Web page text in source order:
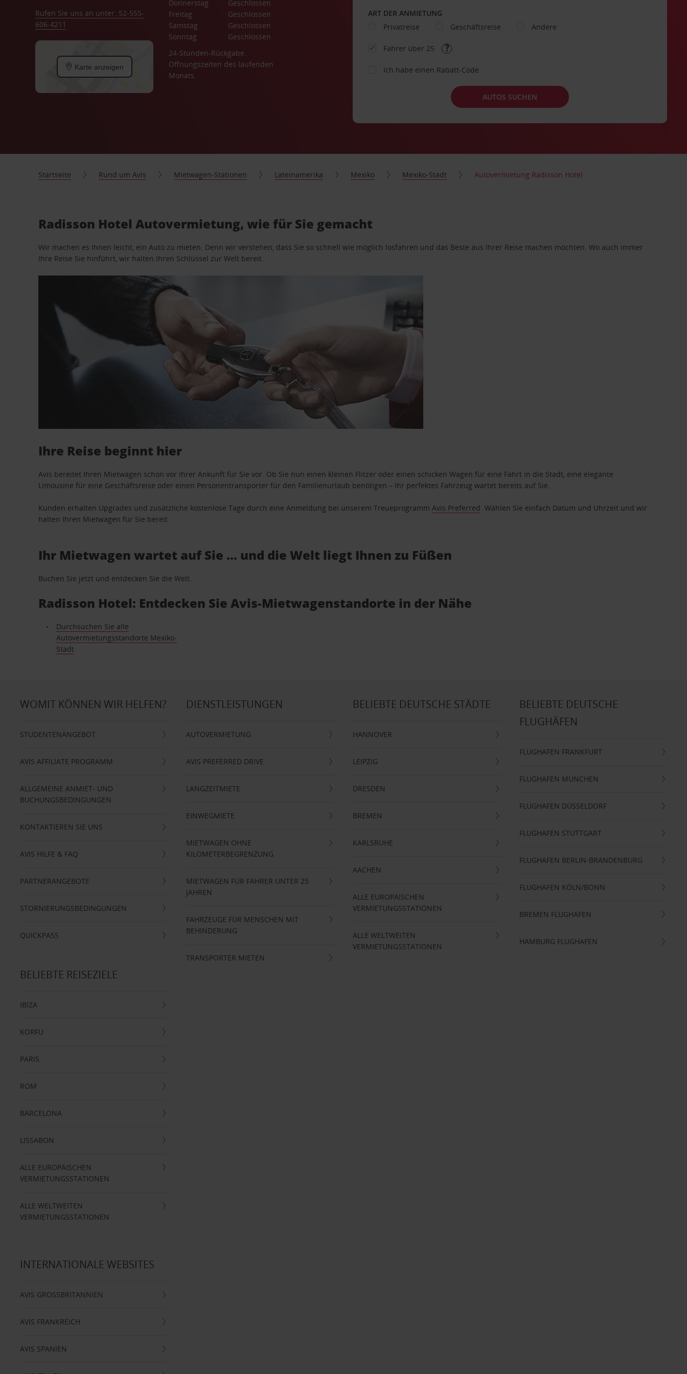
Rufen Sie uns an unter: 52-555-
606-4211
Karte anzeigen
Donnerstag
Geschlossen
Freitag
Geschlossen
Samstag
Geschlossen
Sonntag
Geschlossen
24-Stunden-Rückgabe.
Öffnungszeiten des laufenden
Monats.
ART DER ANMIETUNG
Privatreise
Geschäftsreise Andere
Fahrer über 25
Ich habe einen Rabatt-Code
AUTOS SUCHEN
Startseite Rund um Avis Mietwagen-Stationen Lateinamerika Mexiko Mexiko-Stadt Autovermietung Radisson Hotel
Radisson Hotel Autovermietung, wie für Sie gemacht
Wir machen es Ihnen leicht, ein Auto zu mieten. Denn wir verstehen, dass Sie so schnell wie möglich losfahren und das Beste aus Ihrer Reise machen möchten. Wo auch immer
Ihre Reise Sie hinführt, wir halten Ihren Schlüssel zur Welt bereit.
Ihre Reise beginnt hier
Avis bereitet Ihren Mietwagen schon vor Ihrer Ankunft für Sie vor. Ob Sie nun einen kleinen Flitzer oder einen schicken Wagen für eine Fahrt in die Stadt, eine elegante
Limousine für eine Geschäftsreise oder einen Personentransporter für den Familienurlaub benötigen – Ihr perfektes Fahrzeug wartet bereits auf Sie.
Kunden erhalten Upgrades und zusätzliche kostenlose Tage durch eine Anmeldung bei unserem TreueprogrammAvis Preferred. Wählen Sie einfach Datum und Uhrzeit und wir
halten Ihren Mietwagen für Sie bereit.
Ihr Mietwagen wartet auf Sie … und die Welt liegt Ihnen zu Füßen
Buchen Sie jetzt und entdecken Sie die Welt.
Radisson Hotel: Entdecken Sie Avis-Mietwagenstandorte in der Nähe
Durchsuchen Sie alle
Autovermietungsstandorte Mexiko-
Stadt
WOMIT KÖNNEN WIR HELFEN?
STUDENTENANGEBOT
AVIS AFFILIATE PROGRAMM
ALLGEMEINE ANMIET- UND
BUCHUNGSBEDINGUNGEN
KONTAKTIEREN SIE UNS
AVIS HILFE & FAQ
PARTNERANGEBOTE
STORNIERUNGSBEDINGUNGEN
QUICKPASS
DIENSTLEISTUNGEN
AUTOVERMIETUNG
AVIS PREFERRED DRIVE
LANGZEITMIETE
EINWEGMIETE
MIETWAGEN OHNE
KILOMETERBEGRENZUNG
MIETWAGEN FÜR FAHRER UNTER 25
JAHREN
FAHRZEUGE FÜR MENSCHEN MIT
BEHINDERUNG
TRANSPORTER MIETEN
BELIEBTE DEUTSCHE STÄDTE
HANNOVER
LEIPZIG
DRESDEN
BREMEN
KARLSRUHE
AACHEN
ALLE EUROPÄISCHEN
VERMIETUNGSSTATIONEN
ALLE WELTWEITEN
VERMIETUNGSSTATIONEN
BELIEBTE DEUTSCHE
FLUGHÄFEN
FLUGHAFEN FRANKFURT
FLUGHAFEN MÜNCHEN
FLUGHAFEN DÜSSELDORF
FLUGHAFEN STUTTGART
FLUGHAFEN BERLIN-BRANDENBURG
FLUGHAFEN KÖLN/BONN
BREMEN FLUGHAFEN
HAMBURG FLUGHAFEN
BELIEBTE REISEZIELE
IBIZA
KORFU
PARIS
ROM
BARCELONA
LISSABON
ALLE EUROPÄISCHEN
VERMIETUNGSSTATIONEN
ALLE WELTWEITEN
VERMIETUNGSSTATIONEN
INTERNATIONALE WEBSITES
AVIS GROSSBRITANNIEN
AVIS FRANKREICH
AVIS SPANIEN